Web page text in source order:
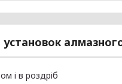
і в роздріб